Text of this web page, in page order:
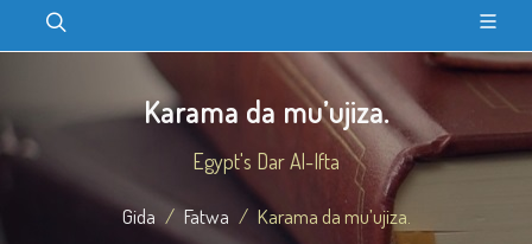
Karama da mu’ujiza.
Egypt's Dar Al-Ifta
Gida Fatwa Karama da mu’ujiza.